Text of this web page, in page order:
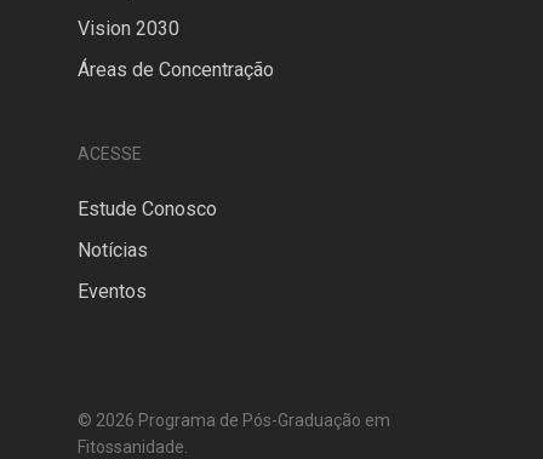
Vision 2030
Áreas de Concentração
ACESSE
Estude Conosco
Notícias
Eventos
© 2026 Programa de Pós-Graduação em
Fitossanidade.